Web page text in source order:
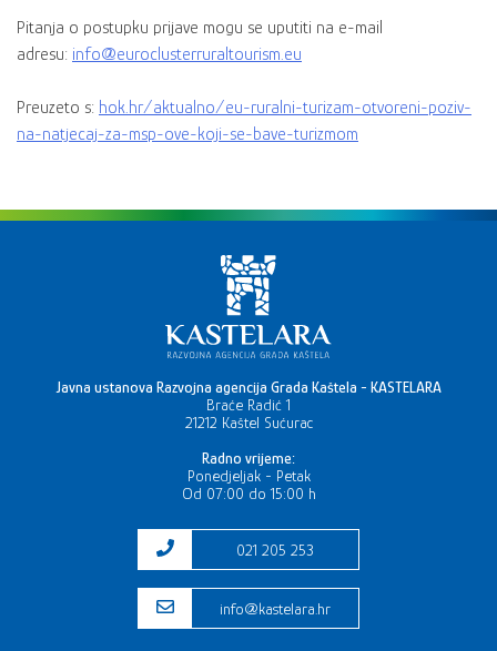
Pitanja o postupku prijave mogu se uputiti na e-mail
adresu: info@euroclusterruraltourism.eu
Preuzeto s: hok.hr/aktualno/eu-ruralni-turizam-otvoreni-poziv-
na-natjecaj-za-msp-ove-koji-se-bave-turizmom
Javna ustanova Razvojna agencija Grada Kaštela - KASTELARA
Braće Radić 1
21212 Kaštel Sućurac
Radno vrijeme:
Ponedjeljak - Petak
Od 07:00 do 15:00 h
021 205 253
info@kastelara.hr